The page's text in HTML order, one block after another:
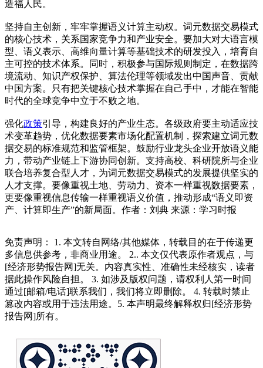
造福人民。
坚持自主创新，牢牢掌握语义计算主动权。词元数据交易模式
的核心技术，关系国家竞争力和产业安全。要加大对大语言模
型、语义表示、高维向量计算等基础技术的研发投入，培育自
主可控的技术体系。同时，积极参与国际规则制定，在数据跨
境流动、知识产权保护、算法伦理等领域发出中国声音、贡献
中国方案。只有把关键核心技术掌握在自己手中，才能在智能
时代的全球竞争中立于不败之地。
强化政策引导，构建良好的产业生态。各级政府要主动适应技
术变革趋势，优化数据要素市场化配置机制，探索建立词元数
据交易的标准规范和监管框架。鼓励行业龙头企业开放语义能
力，带动产业链上下游协同创新。支持高校、科研院所与企业
联合培养复合型人才，为词元数据交易模式的发展提供坚实的
人才支撑。要像重视土地、劳动力、资本一样重视数据要素，
更要像重视信息传输一样重视语义价值，推动形成“语义即资
产、计算即生产”的新局面。作者：刘典 来源：学习时报
免责声明： 1. 本文转自网络/其他媒体，转载目的在于传递更
多信息供参考，非商业用途。 2.. 本文仅代表原作者观点，与
[经济形势报告网]无关。内容真实性、准确性未经核实，读者
据此操作风险自担。 3. 如涉及版权问题，请权利人第一时间
通过[邮箱/电话]联系我们，我们将立即删除。 4. 转载时禁止
篡改内容或用于违法用途。5. 本声明最终解释权归[经济形势
报告网]所有。